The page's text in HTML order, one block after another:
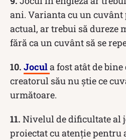
ani. Varianta cu un
actual, ar trebui să dureze
fără ca un cuvânt să se
10. Jocula fost atât de
creatorul său nu știe ce
următoare.
11. Nivelul de dificultate al
proiectat cu atenție